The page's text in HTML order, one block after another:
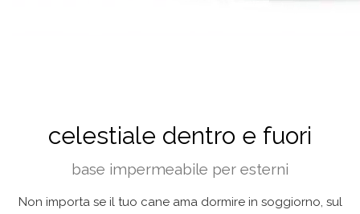
celestiale dentro e fuori
base impermeabile per esterni
Non importa se il tuo cane ama dormire in soggiorno, sul